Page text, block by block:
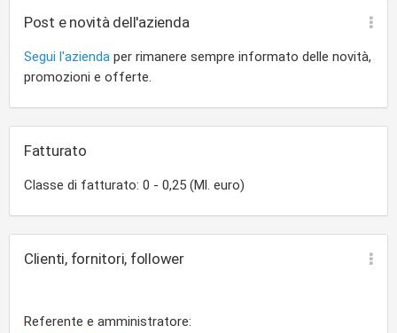
Post e novità dell'azienda
Segui l'azienda per rimanere sempre informato delle novità,
promozioni e offerte.
Fatturato
Classe di fatturato: 0 - 0,25 (Ml. euro)
Clienti, fornitori, follower
Referente e amministratore: